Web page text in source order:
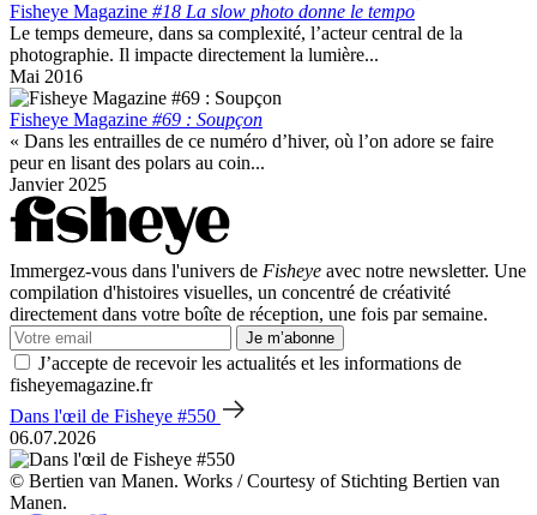
Fisheye Magazine #18 La slow photo donne le tempo
Le temps demeure, dans sa complexité, l’acteur central de la
photographie. Il impacte directement la lumière...
Mai 2016
Fisheye Magazine #69 : Soupçon
« Dans les entrailles de ce numéro d’hiver, où l’on adore se faire
peur en lisant des polars au coin...
Janvier 2025
Immergez-vous dans l'univers de Fisheye avec notre newsletter. Une
compilation d'histoires visuelles, un concentré de créativité
directement dans votre boîte de réception, une fois par semaine.
Je m’abonne
J’accepte de recevoir les actualités et les informations de
fisheyemagazine.fr
Dans l'œil de Fisheye #550
06.07.2026
© Bertien van Manen. Works / Courtesy of Stichting Bertien van
Manen.